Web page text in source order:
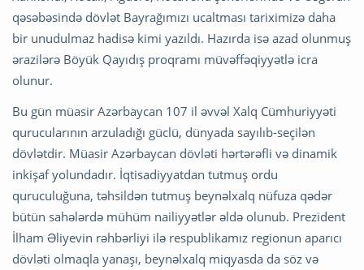
qəsəbəsində dövlət Bayrağımızı ucaltması tariximizə daha
bir unudulmaz hadisə kimi yazıldı. Hazırda isə azad olunmuş
ərazilərə Böyük Qayıdış proqramı müvəffəqiyyətlə icra
olunur.
Bu gün müasir Azərbaycan 107 il əvvəl Xalq Cümhuriyyəti
qurucularının arzuladığı güclü, dünyada sayılıb-seçilən
dövlətdir. Müasir Azərbaycan dövləti hərtərəfli və dinamik
inkişaf yolundadır. İqtisadiyyatdan tutmuş ordu
quruculuğuna, təhsildən tutmuş beynəlxalq nüfuza qədər
bütün sahələrdə mühüm nailiyyətlər əldə olunub. Prezident
İlham Əliyevin rəhbərliyi ilə respublikamız regionun aparıcı
dövləti olmaqla yanaşı, beynəlxalq miqyasda da söz və